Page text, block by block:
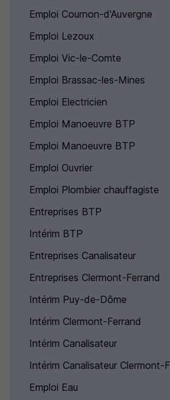
Emploi Cournon-d'Auvergne
Emploi Lezoux
Emploi Vic-le-Comte
Emploi Brassac-les-Mines
Emploi Electricien
Emploi Manoeuvre BTP
Emploi Manoeuvre BTP
Emploi Ouvrier
Emploi Plombier chauffagiste
Entreprises BTP
Intérim BTP
Entreprises Canalisateur
Entreprises Clermont-Ferrand
Intérim Puy-de-Dôme
Intérim Clermont-Ferrand
Intérim Canalisateur
Intérim Canalisateur Clermont-
Emploi Eau